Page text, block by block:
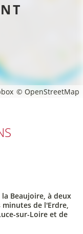
© OpenStreetMap
Beaujoire, à deux
minutes de l'Erdre,
sur-Loire et de